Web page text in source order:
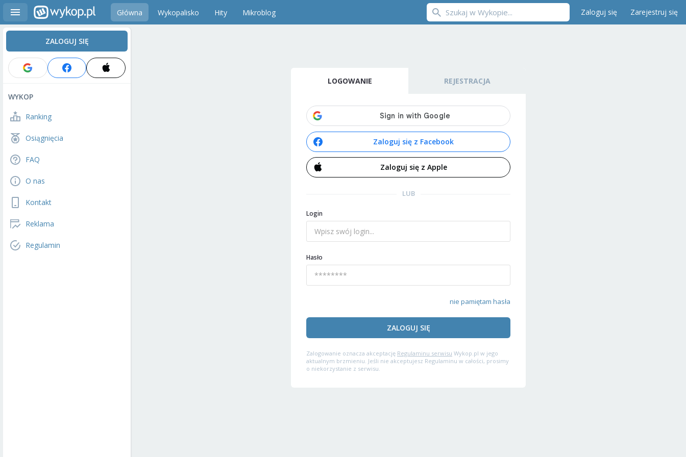
Główna Wykopalisko Hity Mikroblog Zaloguj się Zarejestruj się
ZALOGUJ SIĘ
WYKOP
Ranking
Osiągnięcia
FAQ
O nas
Kontakt
Reklama
Regulamin
LOGOWANIE REJESTRACJA
Zaloguj się z Facebook
Zaloguj się z Apple
LUB
Login
Hasło
nie pamiętam hasła
ZALOGUJ SIĘ
Zalogowanie oznacza akceptację Regulaminu serwisu Wykop.pl w jego
aktualnym brzmieniu. Jeśli nie akceptujesz Regulaminu w całości, prosimy
o niekorzystanie z serwisu.